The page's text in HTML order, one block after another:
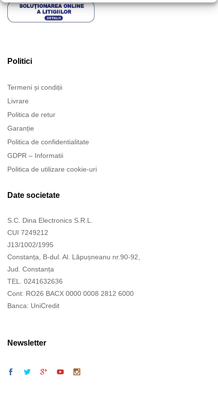
Politici
Termeni și condiții
Livrare
Politica de retur
Garanție
Politica de confidentialitate
GDPR – Informatii
Politica de utilizare cookie-uri
Date societate
S.C. Dina Electronics S.R.L.
CUI 7249212
J13/1002/1995
Constanța, B-dul. Al. Lăpușneanu nr.90-92,
Jud. Constanța
TEL. 0241632636
Cont: RO26 BACX 0000 0008 2812 6000
Banca: UniCredit
Newsletter